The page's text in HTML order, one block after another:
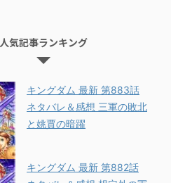
人気記事ランキング
キングダム 最新 第883話
ネタバレ＆感想 三軍の敗北
と姚賈の暗躍
キングダム 最新 第882話